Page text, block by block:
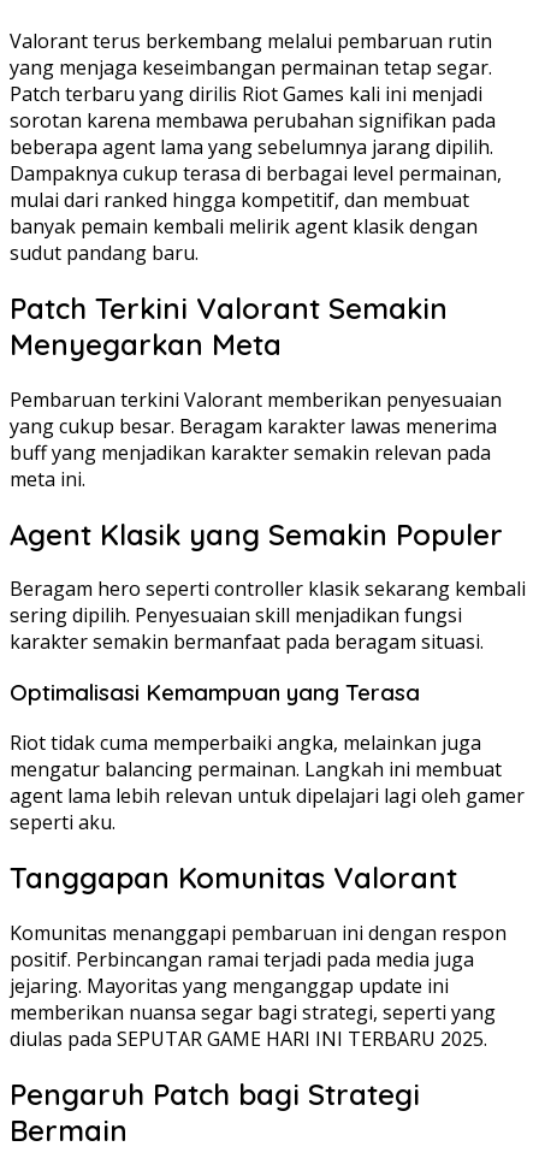
Valorant terus berkembang melalui pembaruan rutin
yang menjaga keseimbangan permainan tetap segar.
Patch terbaru yang dirilis Riot Games kali ini menjadi
sorotan karena membawa perubahan signifikan pada
beberapa agent lama yang sebelumnya jarang dipilih.
Dampaknya cukup terasa di berbagai level permainan,
mulai dari ranked hingga kompetitif, dan membuat
banyak pemain kembali melirik agent klasik dengan
sudut pandang baru.
Patch Terkini Valorant Semakin
Menyegarkan Meta
Pembaruan terkini Valorant memberikan penyesuaian
yang cukup besar. Beragam karakter lawas menerima
buff yang menjadikan karakter semakin relevan pada
meta ini.
Agent Klasik yang Semakin Populer
Beragam hero seperti controller klasik sekarang kembali
sering dipilih. Penyesuaian skill menjadikan fungsi
karakter semakin bermanfaat pada beragam situasi.
Optimalisasi Kemampuan yang Terasa
Riot tidak cuma memperbaiki angka, melainkan juga
mengatur balancing permainan. Langkah ini membuat
agent lama lebih relevan untuk dipelajari lagi oleh gamer
seperti aku.
Tanggapan Komunitas Valorant
Komunitas menanggapi pembaruan ini dengan respon
positif. Perbincangan ramai terjadi pada media juga
jejaring. Mayoritas yang menganggap update ini
memberikan nuansa segar bagi strategi, seperti yang
diulas pada SEPUTAR GAME HARI INI TERBARU 2025.
Pengaruh Patch bagi Strategi
Bermain